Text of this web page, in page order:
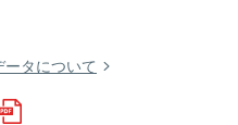
タについて